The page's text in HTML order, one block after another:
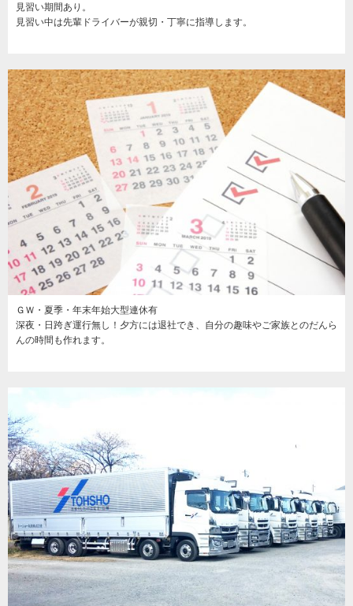
見習い期間あり。
見習い中は先輩ドライバーが親切・丁寧に指導します。
ＧＷ・夏季・年末年始大型連休有
深夜・日跨ぎ運行無し！夕方には退社でき、自分の趣味やご家族とのだんら
んの時間も作れます。